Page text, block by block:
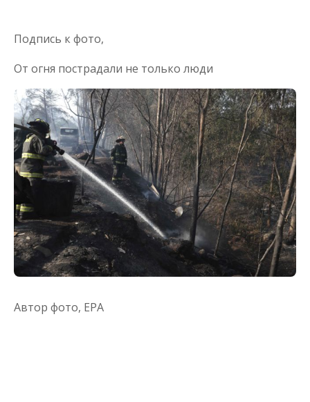
Подпись к фото,
От огня пострадали не только люди
Автор фото, EPA